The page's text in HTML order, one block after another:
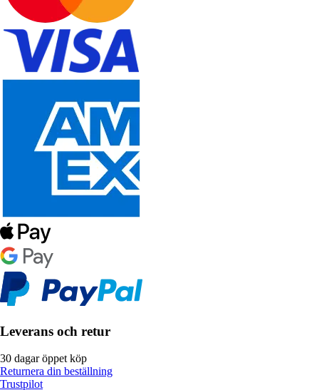
Leverans och retur
30 dagar öppet köp
Returnera din beställning
Trustpilot